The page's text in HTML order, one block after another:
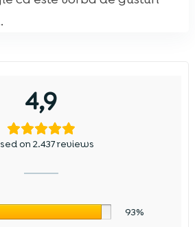
4,9
on 2.437 reviews
93%